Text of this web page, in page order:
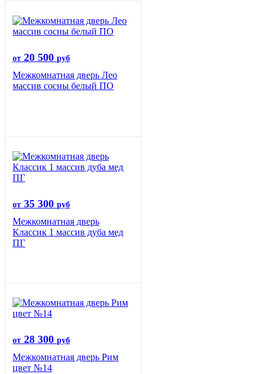
от 20 500 руб
Межкомнатная дверь Лео
массив сосны белый ПО
от 35 300 руб
Межкомнатная дверь
Классик 1 массив дуба мед
ПГ
от 28 300 руб
Межкомнатная дверь Рим
цвет №14